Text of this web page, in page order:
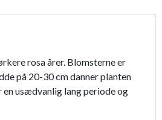
rosa årer. Blomsterne er
på 20-30 cm danner planten
usædvanlig lang periode og